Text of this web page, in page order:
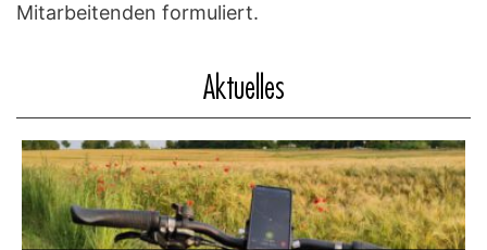
Mitarbeitenden formuliert.
Aktuelles